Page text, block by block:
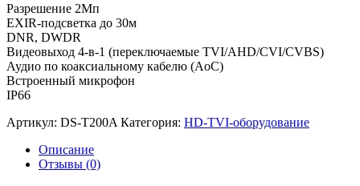
Разрешение 2Мп
EXIR-подсветка до 30м
DNR, DWDR
Видеовыход 4-в-1 (переключаемые TVI/AHD/CVI/CVBS)
Аудио по коаксиальному кабелю (AoC)
Встроенный микрофон
IP66
Артикул: DS-T200A Категория: HD-TVI-оборудование
Описание
Отзывы (0)